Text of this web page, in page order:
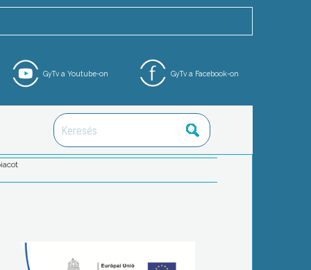
GyTv a Facebook-on
GyTv a Youtube-on